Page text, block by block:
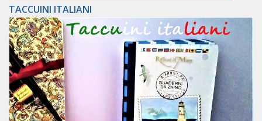
TACCUINI ITALIANI